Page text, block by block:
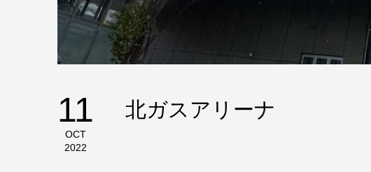
11
OCT
2022
北ガスアリーナ